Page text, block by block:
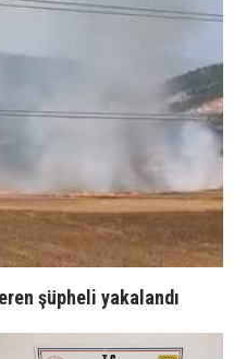
şüpheli yakalandı